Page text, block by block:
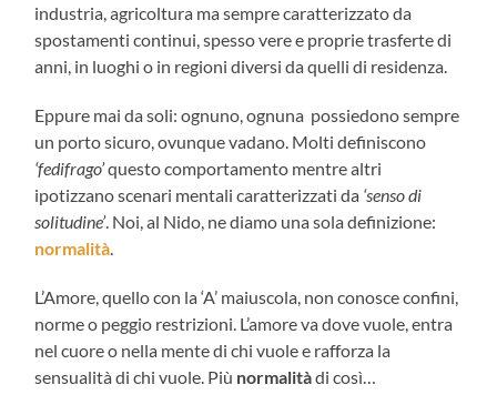
industria, agricoltura ma sempre caratterizzato da
spostamenti continui, spesso vere e proprie trasferte di
anni, in luoghi o in regioni diversi da quelli di residenza.
Eppure mai da soli: ognuno, ognuna possiedono sempre
un porto sicuro, ovunque vadano. Molti definiscono
‘fedifrago’questo comportamento mentre altri
ipotizzano scenari mentali caratterizzati da ‘senso di
solitudine’. Noi, al Nido, ne diamo una sola definizione:
normalità
L’Amore, quello con la ‘A’ maiuscola, non conosce confini,
norme o peggio restrizioni. L’amore va dove vuole, entra
nel cuore o nella mente di chi vuole e rafforza la
sensualità di chi vuole. Più normalitàdi così…